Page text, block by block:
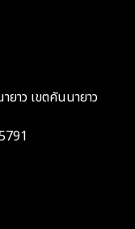
าว เขตคันนายาว